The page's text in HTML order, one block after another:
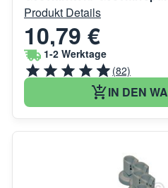
Produkt Details
10,79 €
1-2 Werktage
(82)
IN DEN